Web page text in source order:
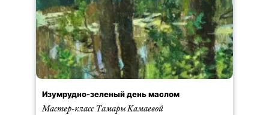
Изумрудно-зеленый день маслом
Мастер-класс Тамары Камаевой